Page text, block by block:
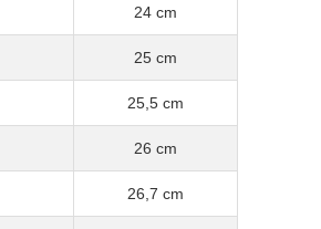
24 cm
25 cm
25,5 cm
26 cm
26,7 cm